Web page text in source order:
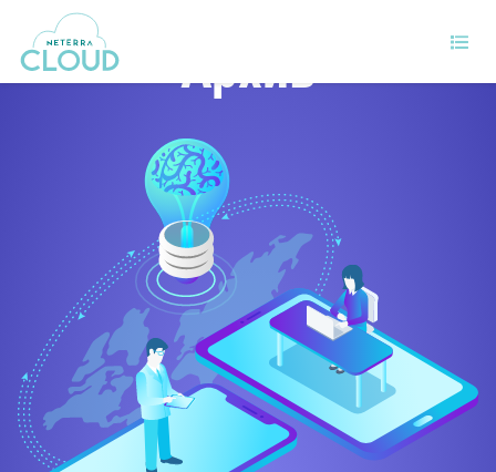
Архив